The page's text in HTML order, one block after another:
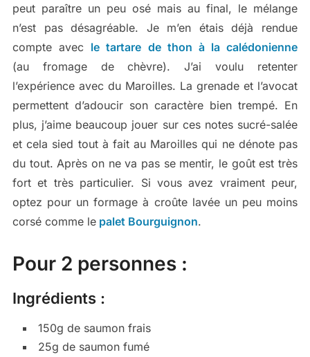
peut paraître un peu osé mais au final, le mélange
n’est pas désagréable. Je m’en étais déjà rendue
compte avec le tartare de thon à la calédonienne
(au fromage de chèvre). J’ai voulu retenter
l’expérience avec du Maroilles. La grenade et l’avocat
permettent d’adoucir son caractère bien trempé. En
plus, j’aime beaucoup jouer sur ces notes sucré-salée
et cela sied tout à fait au Maroilles qui ne dénote pas
du tout. Après on ne va pas se mentir, le goût est très
fort et très particulier. Si vous avez vraiment peur,
optez pour un formage à croûte lavée un peu moins
corsé comme lepalet Bourguignon.
Pour 2 personnes :
Ingrédients :
150g de saumon frais
25g de saumon fumé